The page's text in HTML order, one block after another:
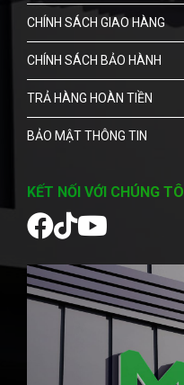
CHÍNH SÁCH GIAO HÀNG
CHÍNH SÁCH BẢO HÀNH
TRẢ HÀNG HOÀN TIỀN
BẢO MẬT THÔNG TIN
KẾT NỐI VỚI CHÚNG TÔI